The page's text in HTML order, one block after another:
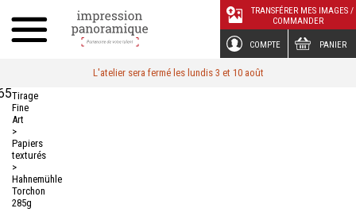
COMPTE PANIER
TRANSFÉRER MES IMAGES /
COMMANDER
L'atelier sera fermé les lundis 3 et 10 août
Tirage
Fine
Art
>
Papiers
texturés
>
Hahnemühle
Torchon
285g